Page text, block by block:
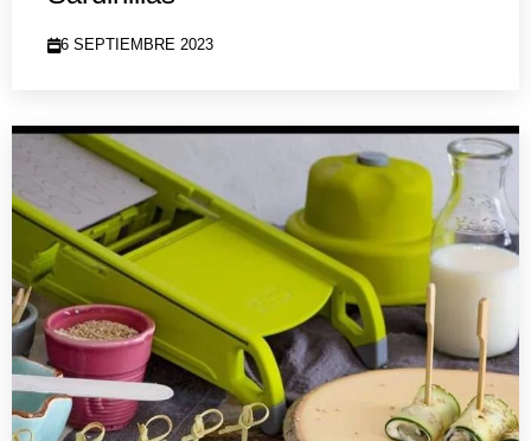
6 SEPTIEMBRE 2023